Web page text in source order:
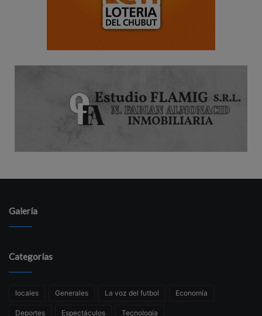
Galería
Categorías
locales Generales La voz del futbol Economía
Deportes Espectáculos Tecnología